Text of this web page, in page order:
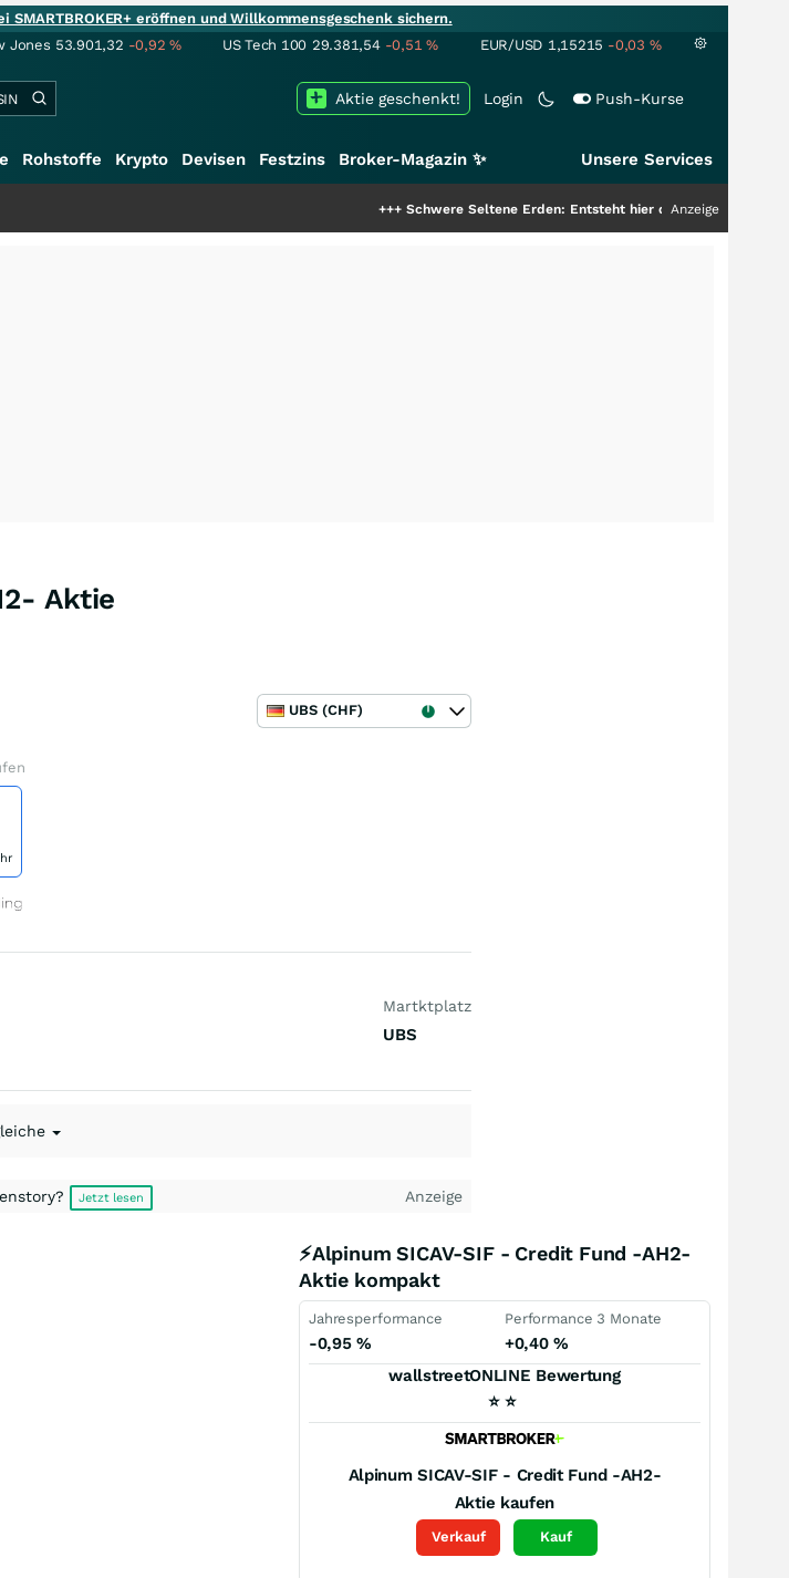
SMARTBROKER+ eröffnen und Willkommensgeschenk sichern.
Jones 53.901,32 -0,92% US Tech 100 29.381,54 -0,51% EUR/USD 1,15215 -0,03 %
Login Push-Kurse
Aktie geschenkt!
Rohstoffe Krypto Devisen Festzins Broker-Magazin ✨ Unsere Services
Schwere Seltene Erden: Entsteht hier die nächste Milliardenstory?
Anzeige
Aktie
UBS (CHF)
Martktplatz
UBS
Jetzt lesen Anzeige
⚡Alpinum SICAV-SIF - Credit Fund -AH2-
Aktie kompakt
Jahresperformance
-0,95%
Performance 3 Monate
+0,40%
wallstreetONLINE Bewertung
⭐ ⭐
Alpinum SICAV-SIF - Credit Fund -AH2-
Aktie kaufen
Verkauf Kauf